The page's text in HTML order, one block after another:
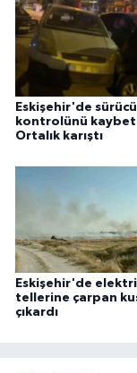
Eskişehir'de sürücü
kontrolünü
Ortalık karıştı
Eskişehir'de
tellerine çarpan
çıkardı